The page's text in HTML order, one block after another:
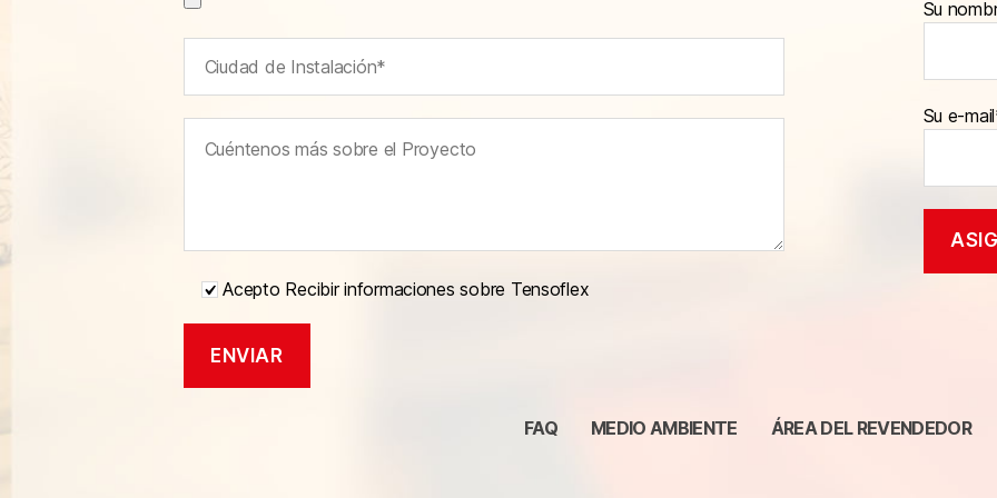
Acepto Recibir informaciones sobre Tensoflex
Su
Su e-
FAQ MEDIO AMBIENTE ÁREA DEL REVENDEDOR